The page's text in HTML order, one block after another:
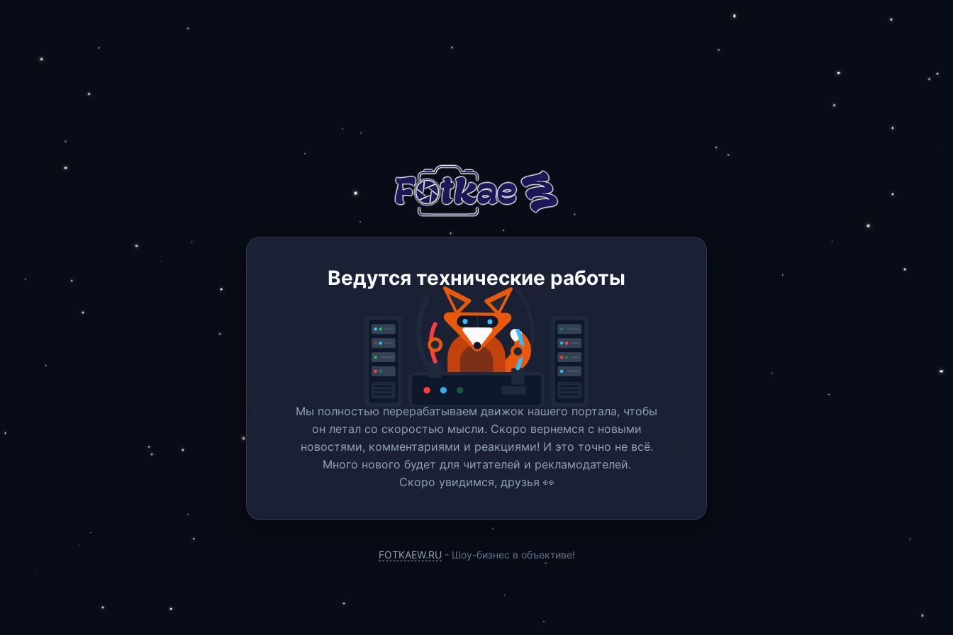
Ведутся технические работы
Мы полностью перерабатываем движок нашего портала, чтобы
он летал со скоростью мысли. Скоро вернемся c новыми
новостями, комментариями и реакциями! И это точно не всё.
Много нового будет для читателей и рекламодателей.
Скоро увидимся, друзья 👀
FOTKAEW.RU - Шоу-бизнес в объективе!